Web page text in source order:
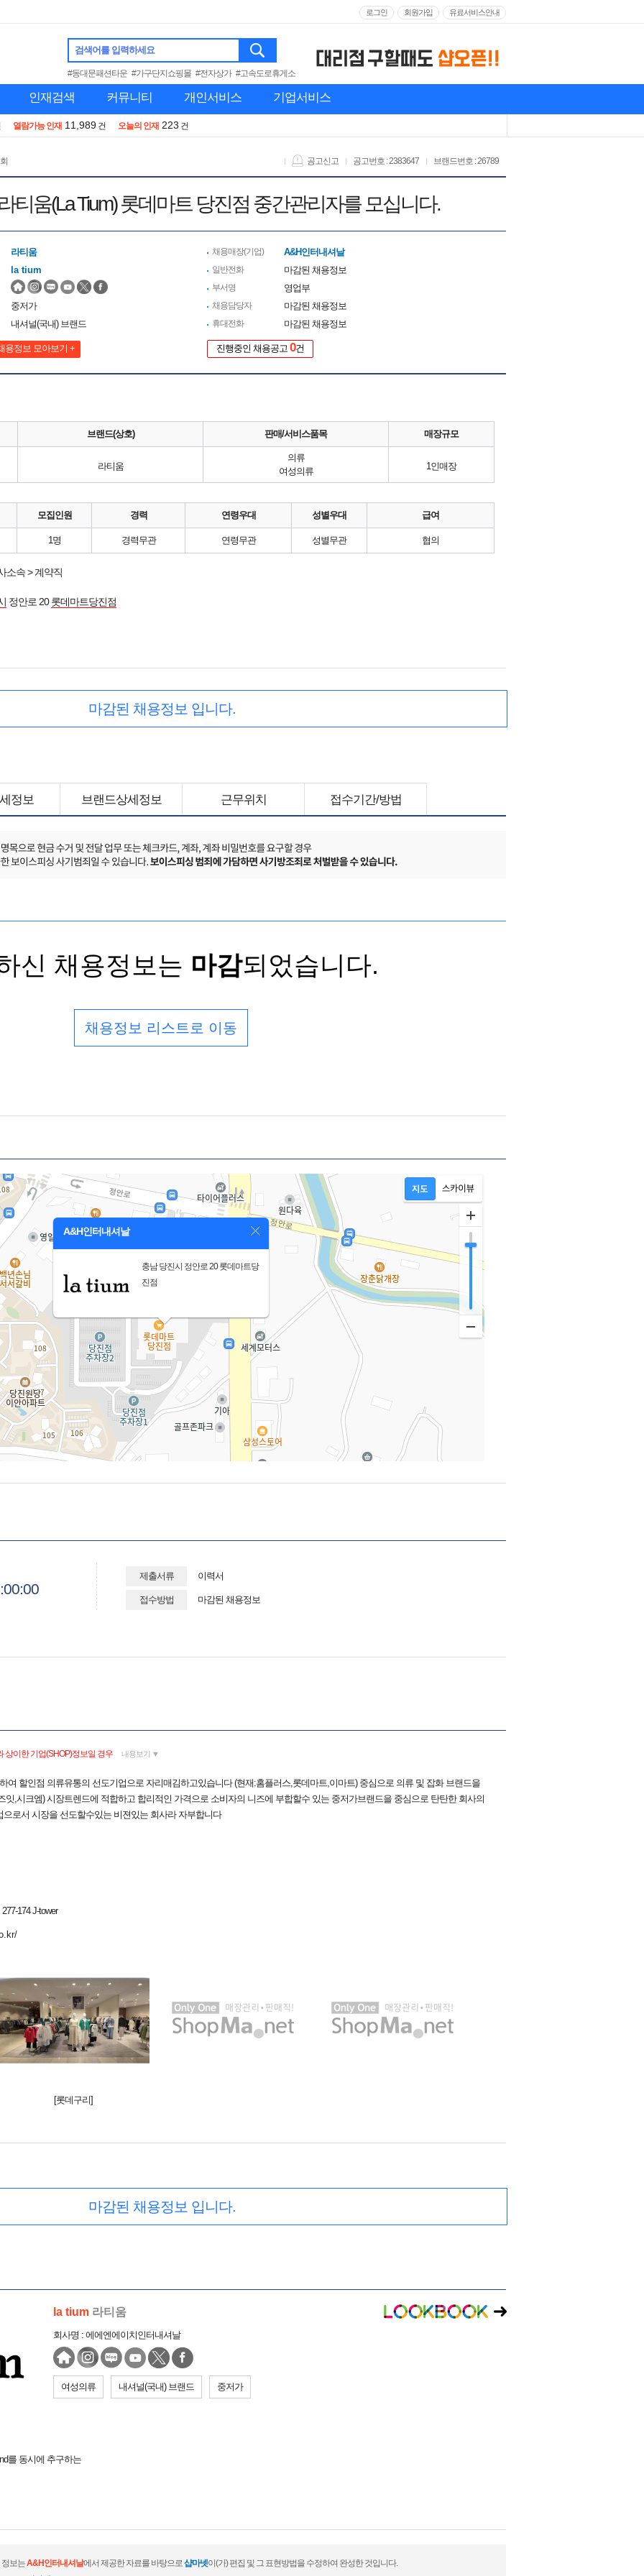
로그인 회원가입 유료서비스안내
검색어를 입력하세요
#동대문패션타운 #가구단지쇼핑몰 #전자상가 #고속도로휴게소
인재검색 커뮤니티 개인서비스 기업서비스
열람가능 인재 11,989 건 오늘의 인재 223 건
브랜드번호 : 26789
공고번호 : 2383647
공고신고
티움(La Tium) 롯데마트 당진점 중간관리자를 모십니다.
라티움
la tium
중저가
내셔널(국내) 브랜드
용정보 모아보기 +
채용매장(기업) A&H인터내셔날
일반전화 마감된 채용정보
부서명 영업부
채용담당자 마감된 채용정보
휴대전화 마감된 채용정보
진행중인 채용공고 0건
브랜드(상호) 판매/서비스품목 매장규모
라티움
의류
여성의류
1인매장
모집인원 경력 연령우대 성별우대 급여
1명 경력무관 연령무관 성별무관 협의
소속 > 계약직
정안로 20롯데마트당진점
마감된 채용정보 입니다.
정보 브랜드상세정보 근무위치 접수기간/방법
신 채용정보는 마감되었습니다.
채용정보 리스트로 이동
A&H인터내셔날
충남 당진시 정안로 20 롯데마트당
진점
제출서류 이력서
접수방법 마감된 채용정보
상이한 기업(SHOP)정보일 경우 내용보기 ▼
여 할인점 의류유통의 선도기업으로 자리매김하고있습니다 (현재:홈플러스,롯데마트,이마트) 중심으로 의류 및 잡화 브랜드을
잇,시크엠) 시장트렌드에 적합하고 합리적인 가격으로 소비자의 니즈에 부합할수 있는 중저가브랜드을 중심으로 탄탄한 회사의
로서 시장을 선도할수있는 비젼있는 회사라 자부합니다
174 J-tower
[롯데구리]
마감된 채용정보 입니다.
la tium 라티움
회사명 : 에에엔에이치인터내셔날
여성의류 내셔널(국내) 브랜드 중저가
를 동시에 추구하는
정보는A&H인터내셔날에서 제공한 자료를 바탕으로샵마넷이(가) 편집 및 그 표현방법을 수정하여 완성한 것입니다.